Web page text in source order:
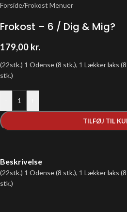
Forside/Frokost Menuer
Frokost – 6 / Dig & Mig?
179,00 kr.
(22stk.) 1 Odense (8 stk.), 1 Lækker laks
stk.)
TILFØJ TIL
Beskrivelse
(22stk.) 1 Odense (8 stk.), 1 Lækker laks
stk.)